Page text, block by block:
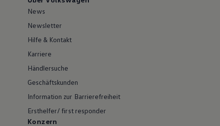
News
Newsletter
Hilfe & Kontakt
Karriere
Händlersuche
Geschäftskunden
Information zur Barrierefreiheit
Ersthelfer/ first responder
Konzern